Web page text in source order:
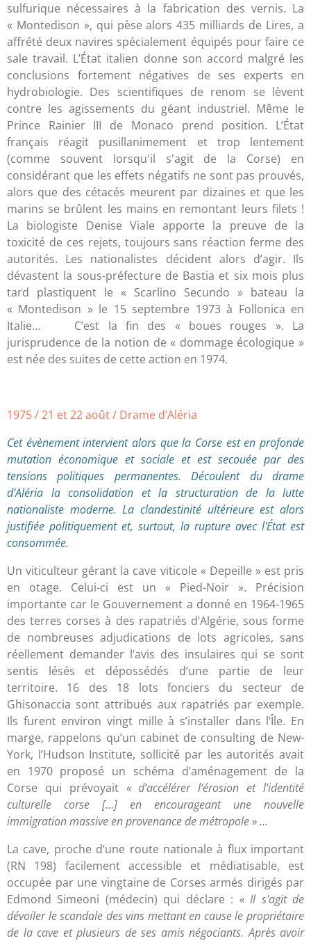
sulfurique nécessaires à la fabrication des vernis. La
« Montedison », qui pèse alors 435 milliards de Lires, a
affrété deux navires spécialement équipés pour faire ce
sale travail. L’État italien donne son accord malgré les
conclusions fortement négatives de ses experts en
hydrobiologie. Des scientifiques de renom se lèvent
contre les agissements du géant industriel. Même le
Prince Rainier III de Monaco prend position. L’État
français réagit pusillanimement et trop lentement
(comme souvent lorsqu'il s'agit de la Corse) en
considérant que les effets négatifs ne sont pas prouvés,
alors que des cétacés meurent par dizaines et que les
marins se brûlent les mains en remontant leurs filets !
La biologiste Denise Viale apporte la preuve de la
toxicité de ces rejets, toujours sans réaction ferme des
autorités. Les nationalistes décident alors d’agir. Ils
dévastent la sous-préfecture de Bastia et six mois plus
tard plastiquent le « Scarlino Secundo » bateau la
« Montedison » le 15 septembre 1973 à Follonica en
Italie… C’est la fin des « boues rouges ». La
jurisprudence de la notion de « dommage écologique »
est née des suites de cette action en 1974.
1975 / 21 et 22 août / Drame d’Aléria
Cet évènement intervient alors que la Corse est en profonde
mutation économique et sociale et est secouée par des
tensions politiques permanentes. Découlent du drame
d’Aléria la consolidation et la structuration de la lutte
nationaliste moderne. La clandestinité ultérieure est alors
justifiée politiquement et, surtout, la rupture avec l'État est
consommée.
Un viticulteur gérant la cave viticole « Depeille » est pris
en otage. Celui-ci est un « Pied-Noir ». Précision
importante car le Gouvernement a donné en 1964-1965
des terres corses à des rapatriés d’Algérie, sous forme
de nombreuses adjudications de lots agricoles, sans
réellement demander l’avis des insulaires qui se sont
sentis lésés et dépossédés d’une partie de leur
territoire. 16 des 18 lots fonciers du secteur de
Ghisonaccia sont attribués aux rapatriés par exemple.
Ils furent environ vingt mille à s’installer dans l’Île. En
marge, rappelons qu’un cabinet de consulting de New-
York, l’Hudson Institute, sollicité par les autorités avait
en 1970 proposé un schéma d’aménagement de la
Corse qui prévoyait « d’accélérer l’érosion et l’identité
culturelle corse […] en encourageant une nouvelle
immigration massive en provenance de métropole » …
La cave, proche d’une route nationale à flux important
(RN 198) facilement accessible et médiatisable, est
occupée par une vingtaine de Corses armés dirigés par
Edmond Simeoni (médecin) qui déclare : « Il s'agit de
dévoiler le scandale des vins mettant en cause le propriétaire
de la cave et plusieurs de ses amis négociants. Après avoir